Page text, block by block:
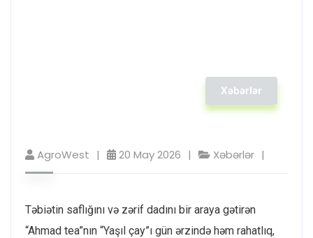
Xəbərlər
AgroWest 20 May 2026 Xəbərlər
Təbiətin saflığını və zərif dadını bir araya gətirən
“Ahmad tea”nın “Yaşıl çay”ı gün ərzində həm rahatlıq,